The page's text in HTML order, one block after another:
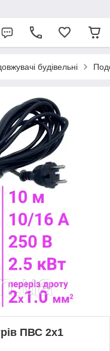
будівельні
ПВС 2х1